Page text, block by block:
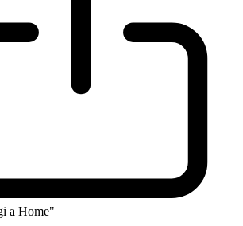
a Home"